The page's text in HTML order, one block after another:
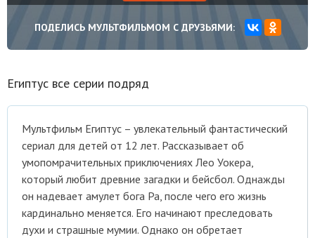
ПОДЕЛИСЬ МУЛЬТФИЛЬМОМ С ДРУЗЬЯМИ:
Египтус все серии подряд
Мультфильм Египтус – увлекательный фантастический
сериал для детей от 12 лет. Рассказывает об
умопомрачительных приключениях Лео Уокера,
который любит древние загадки и бейсбол. Однажды
он надевает амулет бога Ра, после чего его жизнь
кардинально меняется. Его начинают преследовать
духи и страшные мумии. Однако он обретает